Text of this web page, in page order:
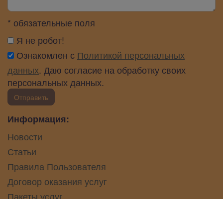
* обязательные поля
Я не робот!
Ознакомлен с Политикой персональных
данных. Даю согласие на обработку своих
персональных данных.
Отправить
Информация:
Новости
Статьи
Правила Пользователя
Договор оказания услуг
Пакеты услуг